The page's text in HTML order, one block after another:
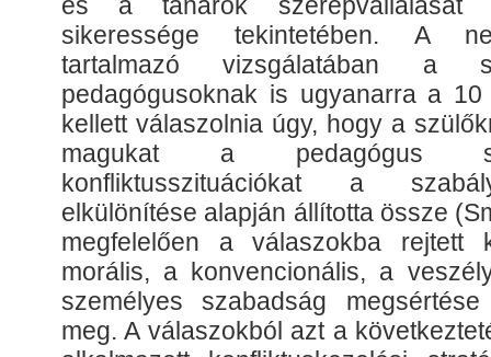
sikeressége tekintetében. A
tartalmazó vizsgálatában
pedagógusoknak is ugyanarra a 10
kellett válaszolnia úgy, hogy a
magukat a pedagógus
konfliktusszituációkat a
elkülönítése alapján állította össze
megfelelően a válaszokba rejtett
morális, a konvencionális, a
személyes szabadság
meg. A válaszokból azt a